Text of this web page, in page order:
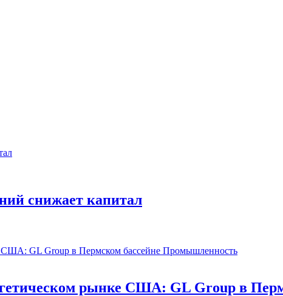
снижает капитал
Промышленность
рынке США: GL Group в